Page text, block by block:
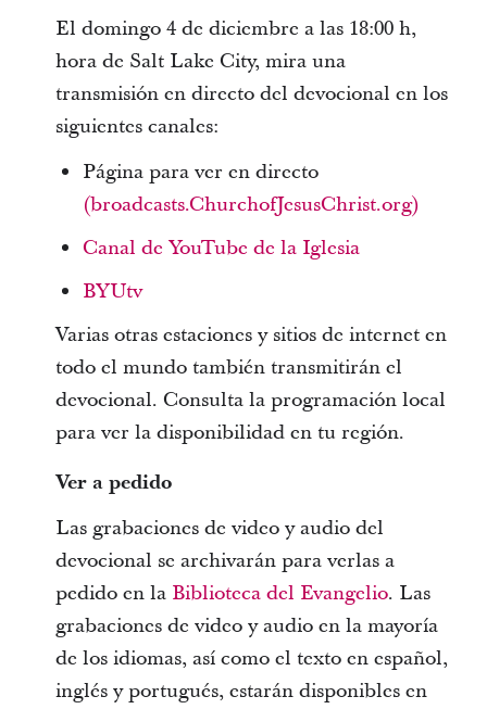
El domingo 4 de diciembre a las 18:00 h,
hora de Salt Lake City, mira una
transmisión en directo del devocional en los
siguientes canales:
Página para ver en directo
(broadcasts.ChurchofJesusChrist.org)
Canal de YouTube de la Iglesia
BYUtv
Varias otras estaciones y sitios de internet en
todo el mundo también transmitirán el
devocional. Consulta la programación local
para ver la disponibilidad en tu región.
Ver a pedido
Las grabaciones de video y audio del
devocional se archivarán para verlas a
pedido en la Biblioteca del Evangelio. Las
grabaciones de video y audio en la mayoría
de los idiomas, así como el texto en español,
inglés y portugués, estarán disponibles en